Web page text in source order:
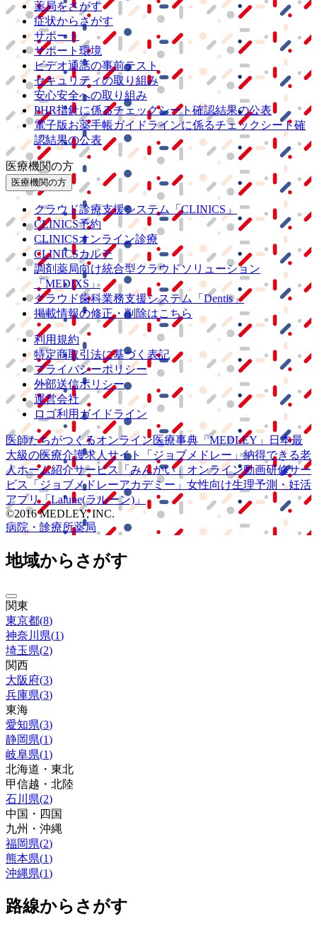
薬局をさがす
症状からさがす
サポート
サポート環境
ビデオ通話の事前テスト
セキュリティの取り組み
安心安全への取り組み
PHR指針に係るチェックシート確認結果の公表
電子版お薬手帳ガイドラインに係るチェックシート確
認結果の公表
医療機関の方
医療機関の方
クラウド診療支援システム
「CLINICS」
CLINICS予約
CLINICSオンライン診療
CLINICSカルテ
調剤薬局向け統合型クラウドソリューション
「MEDIXS」
クラウド歯科業務支援システム
「Dentis」
掲載情報の修正・削除はこちら
利用規約
特定商取引法に基づく表記
プライバシーポリシー
外部送信ポリシー
運営会社
ロゴ利用ガイドライン
医師たちがつくるオンライン医療事典 「MEDLEY」
日本最
大級の医療介護求人サイト 「ジョブメドレー」納得できる老
人ホーム紹介サービス
「みんかい」 オンライン動画研修サー
ビス
「ジョブメドレーアカデミー」 女性向け生理予測・妊活
アプリ「Lalune(ラルーン)」
©2016 MEDLEY, INC.
病院・診療所薬局
地域からさがす
関東
東京都(8)
神奈川県(1)
埼玉県(2)
関西
大阪府(3)
兵庫県(3)
東海
愛知県(3)
静岡県(1)
岐阜県(1)
北海道・東北
甲信越・北陸
石川県(2)
中国・四国
九州・沖縄
福岡県(2)
熊本県(1)
沖縄県(1)
路線からさがす